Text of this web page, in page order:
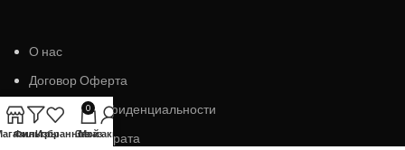
О нас
Договор Оферта
Политика конфиденциальности
Политика возврата
ФильтрыИзбранное
0
Заказ
Мой аккаунт